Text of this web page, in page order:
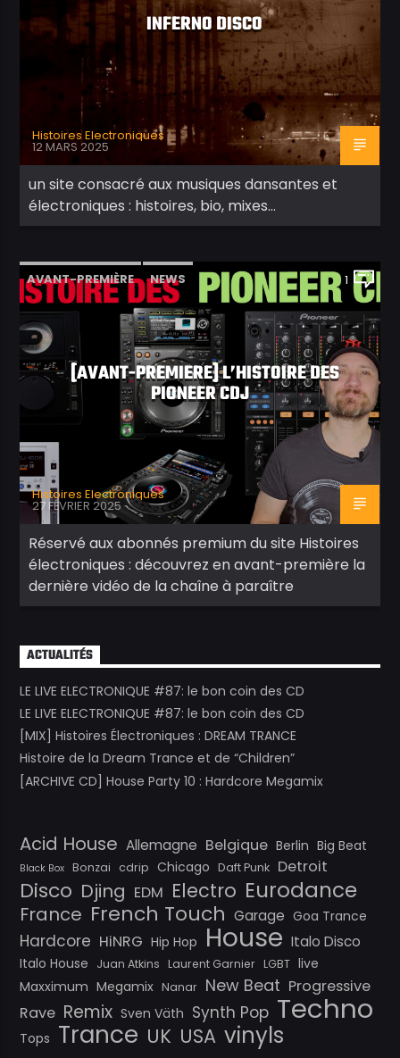
INFERNO DISCO
Histoires Electroniques
12 MARS 2025
un site consacré aux musiques dansantes et
électroniques : histoires, bio, mixes…
AVANT-PREMIÈRE NEWS 1
[AVANT-PREMIERE] L’HISTOIRE DES
PIONEER CDJ
Histoires Electroniques
27 FÉVRIER 2025
Réservé aux abonnés premium du site Histoires
électroniques : découvrez en avant-première la
dernière vidéo de la chaîne à paraître
ACTUALITÉS
LE LIVE ELECTRONIQUE #87: le bon coin des CD
LE LIVE ELECTRONIQUE #87: le bon coin des CD
[MIX] Histoires Électroniques : DREAM TRANCE
Histoire de la Dream Trance et de “Children”
[ARCHIVE CD] House Party 10 : Hardcore Megamix
Acid House Allemagne Belgique Berlin Big Beat
Black Box Bonzai cdrip Chicago Daft Punk Detroit
Disco Djing EDM Electro Eurodance
France French Touch Garage Goa Trance
Hardcore HiNRG Hip Hop House Italo Disco
Italo House Juan Atkins Laurent Garnier LGBT live
Maxximum Megamix Nanar New Beat Progressive
Rave Remix Sven Väth Synth Pop Techno
Tops Trance UK USA vinyls